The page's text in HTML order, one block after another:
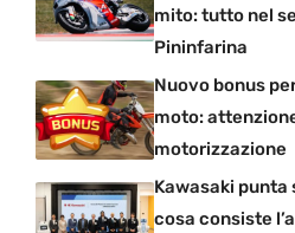
mito: tutto nel
Pininfarina
Nuovo bonus
moto:
motorizzazione
Kawasaki punta
cosa consiste